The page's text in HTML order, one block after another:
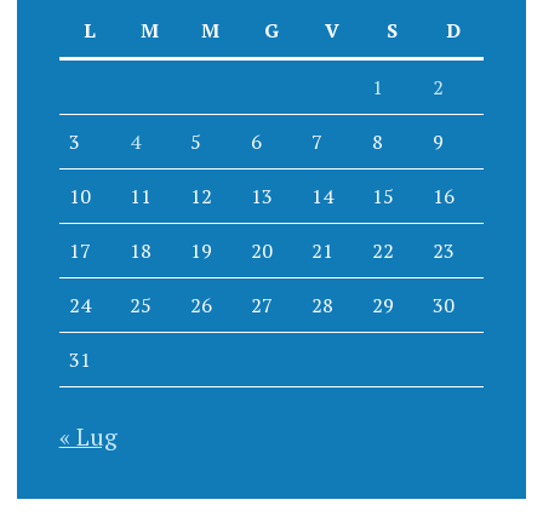
L
M M G V S D
1 2
3 4 5 6 7 8 9
10 11 12 13 14 15 16
17 18 19 20 21 22 23
24 25 26 27 28 29 30
31
« Lug